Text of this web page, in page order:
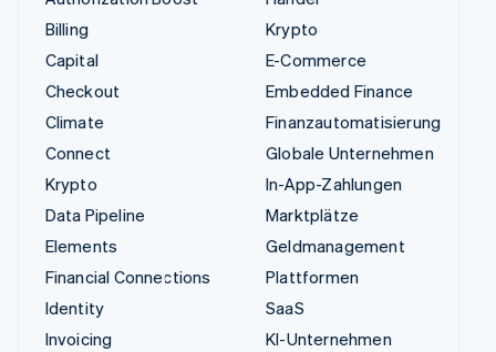
Billing
Capital
Checkout
Climate
Connect
Krypto
Data Pipeline
Elements
Financial Connections
Identity
Invoicing
Krypto
E-Commerce
Embedded Finance
Finanzautomatisierung
Globale Unternehmen
In-App-Zahlungen
Marktplätze
Geldmanagement
Plattformen
SaaS
KI-Unternehmen